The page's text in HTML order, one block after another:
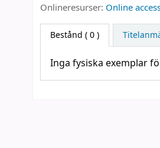
Onlineresurser: Online
Bestånd ( 0 )
Inga fysiska exemplar